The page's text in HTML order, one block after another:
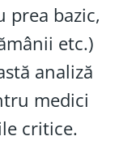
prea bazic,
etc.)
analiză
medici
critice.